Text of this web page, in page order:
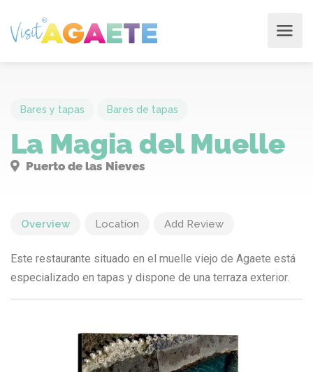
Bares y tapas Bares de tapas
La Magia del Muelle
Puerto de las Nieves
Overview Location Add Review
Este restaurante situado en el muelle viejo de Agaete está
especializado en tapas y dispone de una terraza exterior.